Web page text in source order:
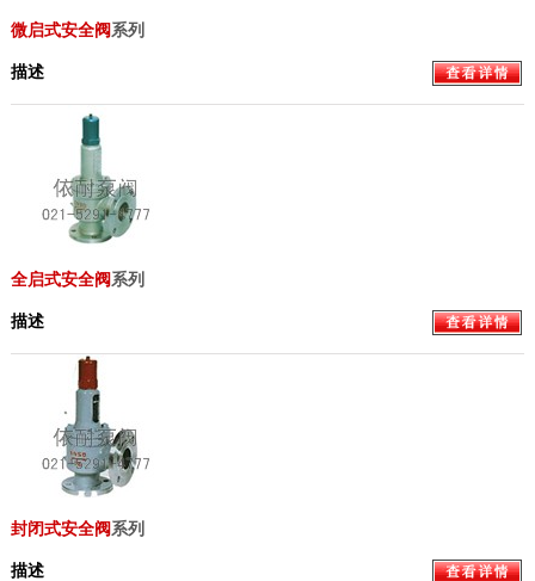
微启式安全阀系列
描述
全启式安全阀系列
描述
封闭式安全阀系列
描述